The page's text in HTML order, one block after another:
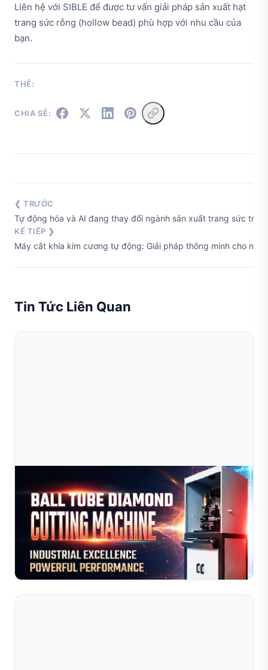
Liên hệ với SIBLE để được tư vấn giải pháp sản xuất hạt
trang sức rỗng (hollow bead) phù hợp với nhu cầu của
bạn.
THẺ:
CHIA SẺ:
❮ TRƯỚC
Tự động hóa và AI đang thay đổi ngành sản xuất trang sức
KẾ TIẾP ❯
Máy cắt khía kim cương tự động: Giải pháp thông minh cho
Tin Tức Liên Quan
Jul 10, 2026
Cách Máy Cắt Kim Cương Dạng Ống Cầu Giúp
Nâng Cao Hiệu Quả Sản Xuất Trang Sức
Nâng cao hiệu suất sản xuất trang sức với máy cắt kim
cương dạng ống (ball tube) của Sible. Hệ thống tự động
hóa điều khiển bằng CNC mang lại các đường cắt và h...
Đọc toàn bộ bài viết